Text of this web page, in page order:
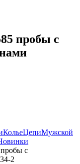
пробы с
КольеЦепиМужской
пробы с
2